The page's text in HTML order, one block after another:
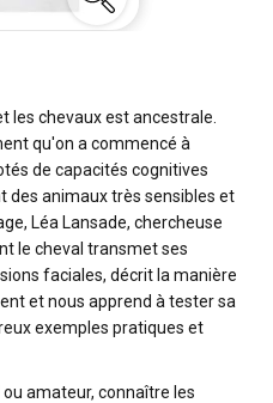
les chevaux est ancestrale.
qu'on a commencé à
de capacités cognitives
des animaux très sensibles et
Léa Lansade, chercheuse
le cheval transmet ses
faciales, décrit la manière
et nous apprend à tester sa
exemples pratiques et
amateur, connaître les